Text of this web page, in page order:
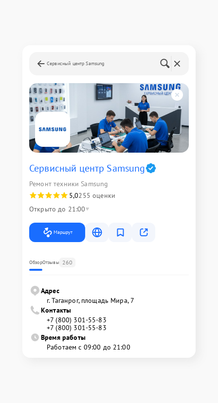
Сервисный центр Samsung
Сервисный центр Samsung
Ремонт техники Samsung
5,0255 оценки
Открыто до 21:00
Маршрут
ОбзорОтзывы 260
Адрес
г. Таганрог, площадь Мира, 7
Контакты
+7 (800) 301-55-83
+7 (800) 301-55-83
Время работы
Работаем с 09:00 до 21:00